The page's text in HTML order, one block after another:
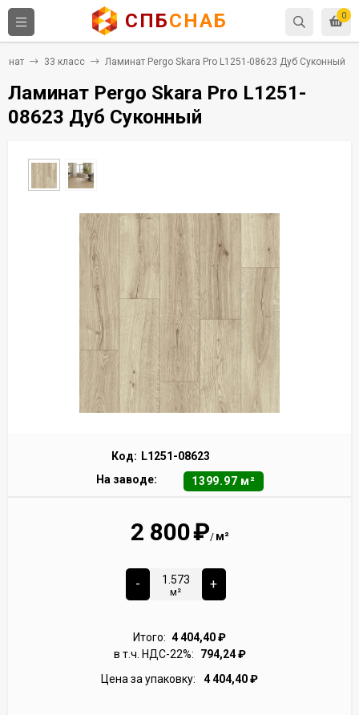
0
СПБСНАБ
33 класс Ламинат Pergo Skara Pro L1251-08623 Дуб Суконный
Ламинат Pergo Skara Pro L1251-
08623 Дуб Суконный
Код: L1251-08623
На заводе:
1399.97 м²
2 800₽/ м²
-
м²
+
Итого: 4 404,40₽
в т.ч. НДС-22%:
794,24₽
Цена за упаковку:
4 404,40₽